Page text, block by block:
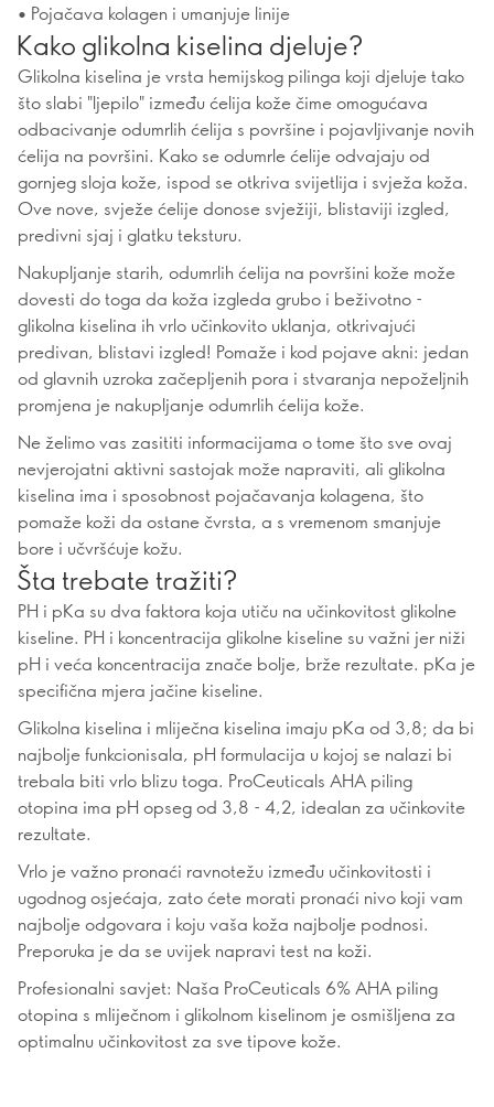
• Pojačava kolagen i umanjuje linije
Kako glikolna kiselina djeluje?
Glikolna kiselina je vrsta hemijskog pilinga koji djeluje tako
što slabi "ljepilo" između ćelija kože čime omogućava
odbacivanje odumrlih ćelija s površine i pojavljivanje novih
ćelija na površini. Kako se odumrle ćelije odvajaju od
gornjeg sloja kože, ispod se otkriva svijetlija i svježa koža.
Ove nove, svježe ćelije donose svježiji, blistaviji izgled,
predivni sjaj i glatku teksturu.
Nakupljanje starih, odumrlih ćelija na površini kože može
dovesti do toga da koža izgleda grubo i beživotno -
glikolna kiselina ih vrlo učinkovito uklanja, otkrivajući
predivan, blistavi izgled! Pomaže i kod pojave akni: jedan
od glavnih uzroka začepljenih pora i stvaranja nepoželjnih
promjena je nakupljanje odumrlih ćelija kože.
Ne želimo vas zasititi informacijama o tome što sve ovaj
nevjerojatni aktivni sastojak može napraviti, ali glikolna
kiselina ima i sposobnost pojačavanja kolagena, što
pomaže koži da ostane čvrsta, a s vremenom smanjuje
bore i učvršćuje kožu.
Šta trebate tražiti?
PH i pKa su dva faktora koja utiču na učinkovitost glikolne
kiseline. PH i koncentracija glikolne kiseline su važni jer niži
pH i veća koncentracija znače bolje, brže rezultate. pKa je
specifična mjera jačine kiseline.
Glikolna kiselina i mliječna kiselina imaju pKa od 3,8; da bi
najbolje funkcionisala, pH formulacija u kojoj se nalazi bi
trebala biti vrlo blizu toga. ProCeuticals AHA piling
otopina ima pH opseg od 3,8 - 4,2, idealan za učinkovite
rezultate.
Vrlo je važno pronaći ravnotežu između učinkovitosti i
ugodnog osjećaja, zato ćete morati pronaći nivo koji vam
najbolje odgovara i koju vaša koža najbolje podnosi.
Preporuka je da se uvijek napravi test na koži.
Profesionalni savjet: Naša ProCeuticals 6% AHA piling
otopina s mliječnom i glikolnom kiselinom je osmišljena za
optimalnu učinkovitost za sve tipove kože.